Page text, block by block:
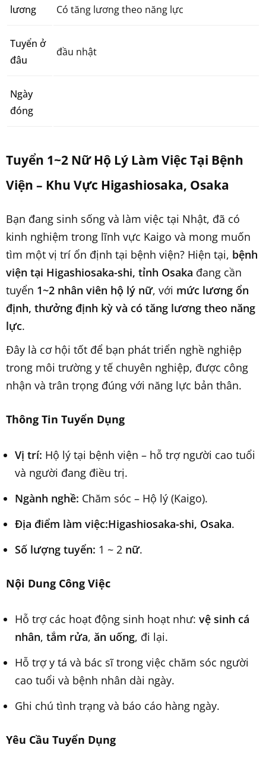
lương
Có tăng lương theo năng lực
Tuyển ở
đâu
đầu nhật
Ngày
đóng
Tuyển 1~2 Nữ Hộ Lý Làm Việc Tại Bệnh
Viện – Khu Vực Higashiosaka, Osaka
Bạn đang sinh sống và làm việc tại Nhật, đã có
kinh nghiệm trong lĩnh vực Kaigo và mong muốn
tìm một vị trí ổn định tại bệnh viện? Hiện tại, bệnh
viện tại Higashiosaka-shi, tỉnh Osaka đang cần
tuyển 1~2 nhân viên hộ lý nữ, với mức lương ổn
định, thưởng định kỳ và có tăng lương theo năng
lực.
Đây là cơ hội tốt để bạn phát triển nghề nghiệp
trong môi trường y tế chuyên nghiệp, được công
nhận và trân trọng đúng với năng lực bản thân.
Thông Tin Tuyển Dụng
Vị trí: Hộ lý tại bệnh viện – hỗ trợ người cao tuổi
và người đang điều trị.
Ngành nghề: Chăm sóc – Hộ lý (Kaigo).
Địa điểm làm việc:Higashiosaka-shi, Osaka.
Số lượng tuyển: 1 ~ 2 nữ.
Nội Dung Công Việc
Hỗ trợ các hoạt động sinh hoạt như: vệ sinh cá
nhân, tắm rửa, ăn uống, đi lại.
Hỗ trợ y tá và bác sĩ trong việc chăm sóc người
cao tuổi và bệnh nhân dài ngày.
Ghi chú tình trạng và báo cáo hàng ngày.
Yêu Cầu Tuyển Dụng